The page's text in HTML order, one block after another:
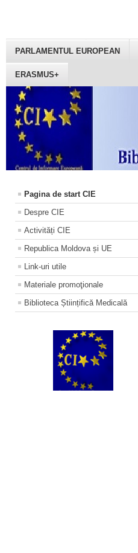
PARLAMENTUL EUROPEAN
ERASMUS+
Pagina de start CIE
Despre CIE
Activități CIE
Republica Moldova și UE
Link-uri utile
Materiale promoţionale
Biblioteca Științifică Medicală